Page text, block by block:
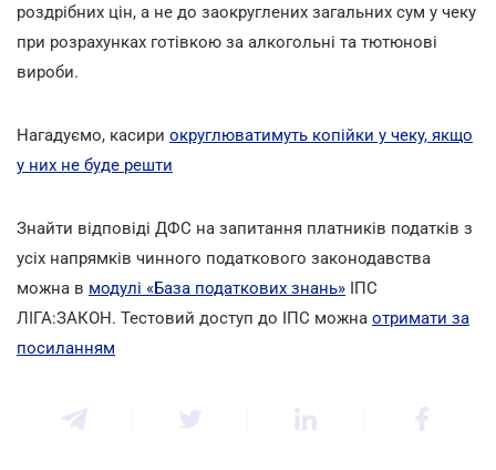
роздрібних цін, а не до заокруглених загальних сум у чеку
при розрахунках готівкою за алкогольні та тютюнові
вироби.
Нагадуємо, касири округлюватимуть копійки у чеку, якщо
у них не буде решти
Знайти відповіді ДФС на запитання платників податків з
усіх напрямків чинного податкового законодавства
можна в модулі «База податкових знань» ІПС
ЛІГА:ЗАКОН. Тестовий доступ до ІПС можна отримати за
посиланням